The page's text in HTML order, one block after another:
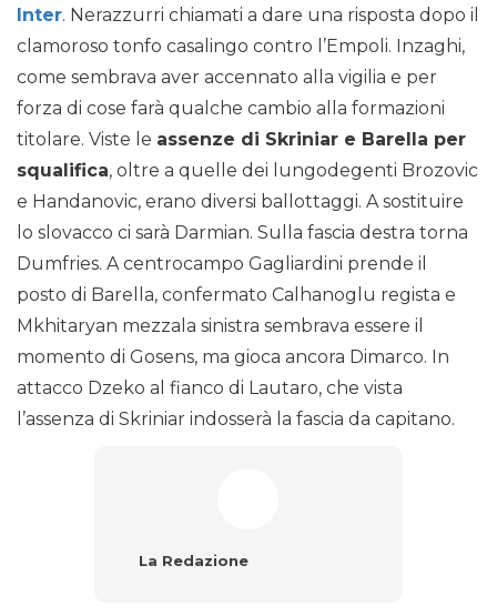
Inter. Nerazzurri chiamati a dare una risposta dopo il
clamoroso tonfo casalingo contro l’Empoli. Inzaghi,
come sembrava aver accennato alla vigilia e per
forza di cose farà qualche cambio alla formazioni
titolare. Viste le assenze di Skriniar e Barella per
squalifica, oltre a quelle dei lungodegenti Brozovic
e Handanovic, erano diversi ballottaggi. A sostituire
lo slovacco ci sarà Darmian. Sulla fascia destra torna
Dumfries. A centrocampo Gagliardini prende il
posto di Barella, confermato Calhanoglu regista e
Mkhitaryan mezzala sinistra sembrava essere il
momento di Gosens, ma gioca ancora Dimarco. In
attacco Dzeko al fianco di Lautaro, che vista
l’assenza di Skriniar indosserà la fascia da capitano.
La Redazione